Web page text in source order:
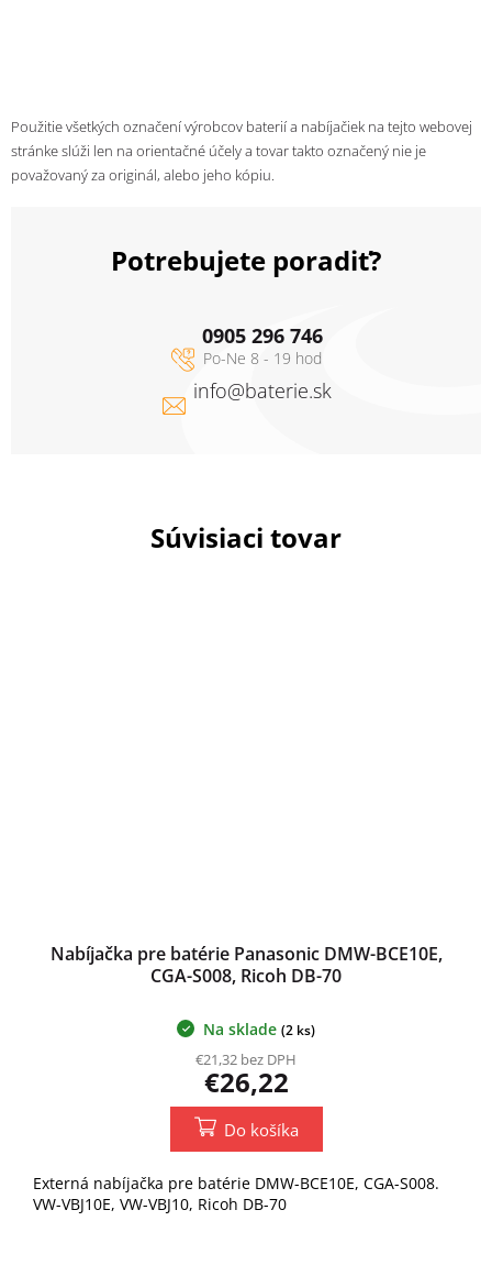
Súvisiaci tovar
Nabíjačka pre batérie Panasonic DMW-BCE10E,
CGA-S008, Ricoh DB-70
Na sklade (2 ks)
€21,32 bez DPH
€26,22
Do košíka
Externá nabíjačka pre batérie DMW-BCE10E, CGA-S008.
VW-VBJ10E, VW-VBJ10, Ricoh DB-70
Použitie všetkých označení výrobcov baterií a nabíjačiek na tejto webovej
stránke slúži len na orientačné účely a tovar takto označený nie je
považovaný za originál, alebo jeho kópiu.
Potrebujete poradiť?
info@baterie.sk
0905 296 746